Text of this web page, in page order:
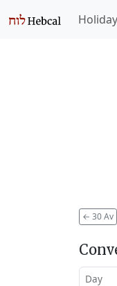
← 30 Av
Day